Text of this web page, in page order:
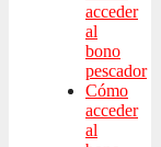
acceder
al
bono
pescador
Cómo
acceder
al